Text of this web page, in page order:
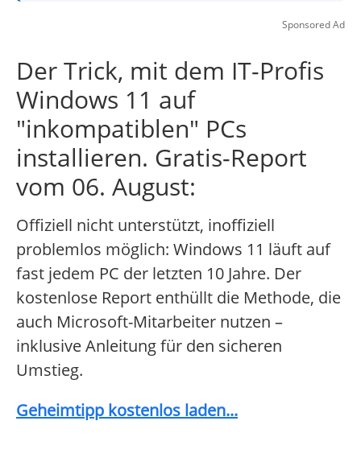
Sponsored Ad
Der Trick, mit dem IT-Profis
Windows 11 auf
"inkompatiblen" PCs
installieren. Gratis-Report
vom 06. August:
Offiziell nicht unterstützt, inoffiziell
problemlos möglich: Windows 11 läuft auf
fast jedem PC der letzten 10 Jahre. Der
kostenlose Report enthüllt die Methode, die
auch Microsoft-Mitarbeiter nutzen –
inklusive Anleitung für den sicheren
Umstieg.
Geheimtipp kostenlos laden...